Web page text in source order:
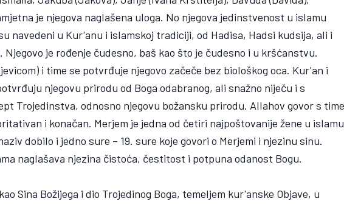
je njegova naglašena uloga. No njegova jedinstvenost u islamu
navedeni u Kur'anu i islamskoj tradiciji, od Hadisa, Hadsi kudsija, ali i
Njegovo je rođenje čudesno, baš kao što je čudesno i u kršćanstvu.
i time se potvrđuje njegovo začeče bez biološkog oca. Kur'an i
njegovu prirodu od Boga odabranog, ali snažno niječu i s
Trojedinstva, odnosno njegovu božansku prirodu. Allahov govor s
i konačan. Merjem je jedna od četiri najpoštovanije žene u
dobilo i jedno sure – 19. sure koje govori o Merjemi i njezinu sinu.
naglašava njezina čistoća, čestitost i potpuna odanost Bogu.
Sina Božijega i dio Trojedinog Boga, temeljem kur'anske Objave, u